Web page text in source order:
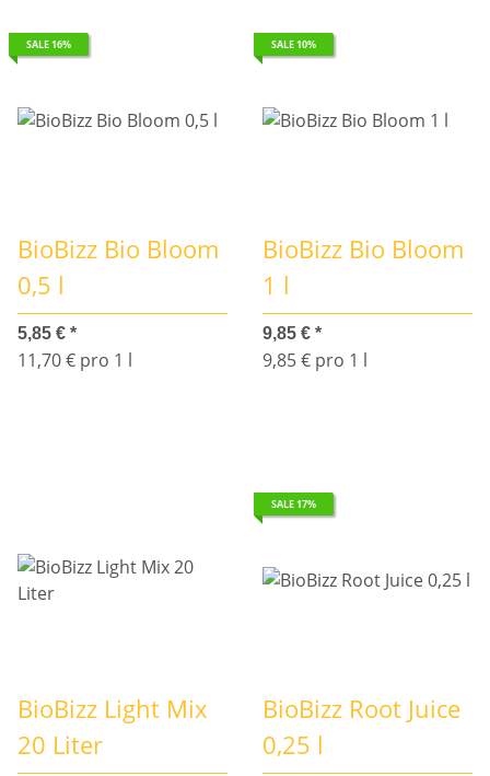
SALE 16%
BioBizz Bio Bloom
0,5 l
5,85 € *
11,70 € pro 1 l
SALE 10%
BioBizz Bio Bloom
1 l
9,85 € *
9,85 € pro 1 l
BioBizz Light Mix
20 Liter
SALE 17%
BioBizz Root Juice
0,25 l